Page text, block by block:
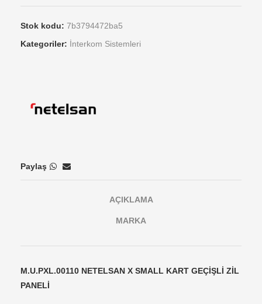
Stok kodu: 7b3794472ba5
Kategoriler: İnterkom Sistemleri
Paylaş
AÇIKLAMA
MARKA
M.U.PXL.00110 NETELSAN X SMALL KART GEÇİŞLİ ZİL
PANELİ